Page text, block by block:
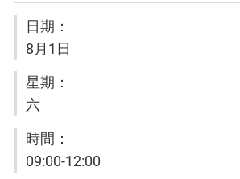
8月1日
六
09:00-12:00